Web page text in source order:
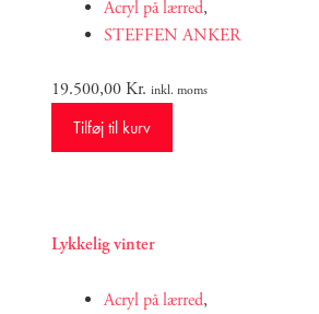
Acryl på lærred,
STEFFEN ANKER
19.500,00Kr. inkl. moms
Tilføj til kurv
Lykkelig vinter
Acryl på lærred,